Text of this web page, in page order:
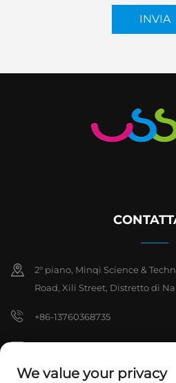
INVIA
2° piano, Minqi Science &
Road, Xili Street, Distretto di
+86-13760368735
[email protected]
We value your privacy